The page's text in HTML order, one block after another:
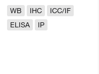
WB
IHC
ICC/IF
ELISA
IP